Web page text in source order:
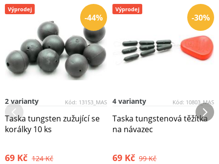
-44%
Výprodej
Kód: 13153_MAS
2 varianty
Taska tungsten zužující se
korálky 10 ks
69 Kč 124 Kč
-30%
Výprodej
Kód: 10803_MAS
4 varianty
Taska tungstenová těžítka
na návazec
69 Kč 99 Kč